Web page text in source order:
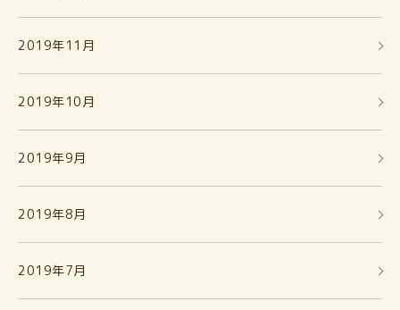
2019年11月
2019年10月
2019年9月
2019年8月
2019年7月